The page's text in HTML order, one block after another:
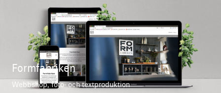
Formfabriken
Webbshop, foto- och textproduktion